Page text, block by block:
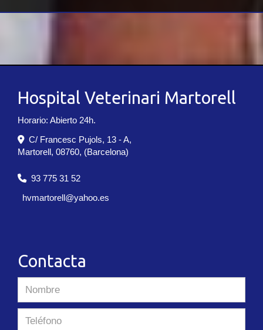
Hospital Veterinari Martorell
Horario: Abierto 24h.
C/ Francesc Pujols, 13 - A,
Martorell , 08760, (Barcelona)
93 775 31 52
hvmartorell
yahoo.es
Contacta